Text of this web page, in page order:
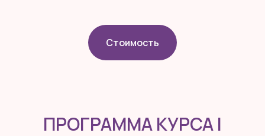
Стоимость
ПРОГРАММА КУРСА I